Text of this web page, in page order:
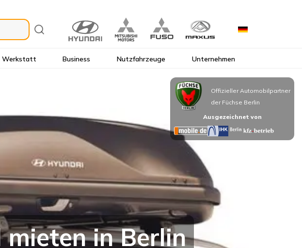
Werkstatt Business Nutzfahrzeuge Unternehmen
mieten in Berlin
Offizieller Automobilpartner
der Füchse Berlin
Ausgezeichnet von